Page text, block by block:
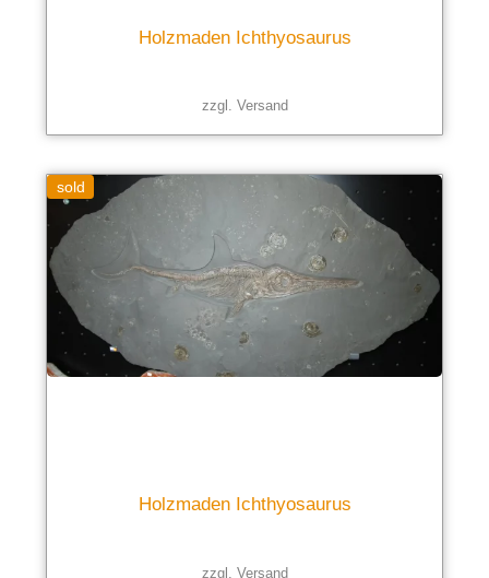
Holzmaden Ichthyosaurus
zzgl. Versand
sold
Holzmaden Ichthyosaurus
zzgl. Versand